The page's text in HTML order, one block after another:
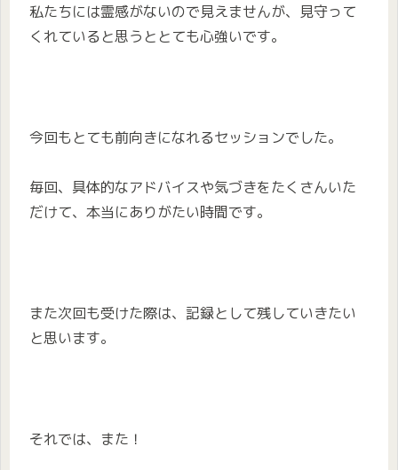
私たちには霊感がないので見えませんが、見守って
くれていると思うととても心強いです。
今回もとても前向きになれるセッションでした。
毎回、具体的なアドバイスや気づきをたくさんいた
だけて、本当にありがたい時間です。
また次回も受けた際は、記録として残していきたい
と思います。
それでは、また！